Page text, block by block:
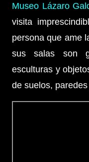
Museo Lázaro
visita
persona que ame
sus salas son
esculturas y
de suelos,